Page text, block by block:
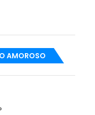
AMOROSO